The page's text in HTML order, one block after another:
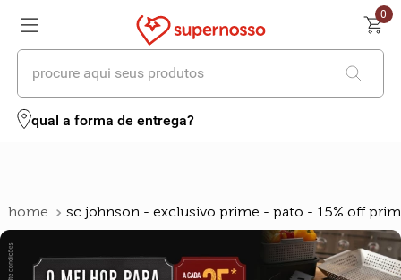
0
procure aqui seus produtos
qual a forma de entrega?
sc johnson - exclusivo prime - pato - 15% off
termos mais buscados
3º cafe
4º iogurte